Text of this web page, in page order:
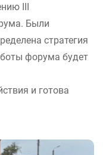
III
Были
стратегия
форума будет
и готова